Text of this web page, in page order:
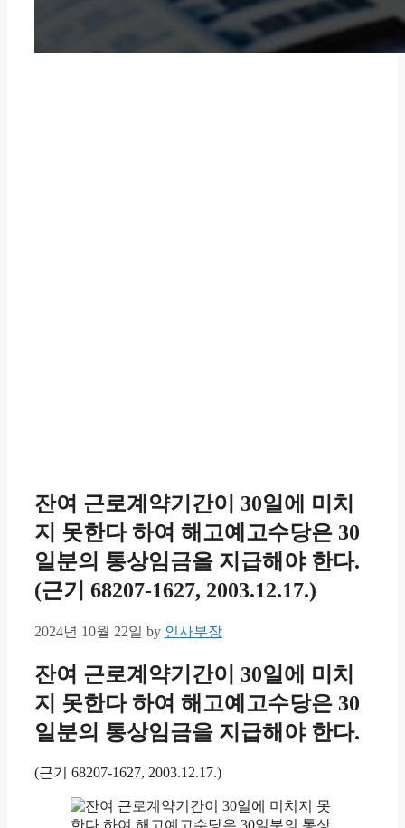
잔여 근로계약기간이 30일에 미치
지 못한다 하여 해고예고수당은 30
일분의 통상임금을 지급해야 한다.
(근기 68207-1627, 2003.12.17.)
2024년 10월 22일 by 인사부장
잔여 근로계약기간이 30일에 미치
지 못한다 하여 해고예고수당은 30
일분의 통상임금을 지급해야 한다.
(근기 68207-1627, 2003.12.17.)